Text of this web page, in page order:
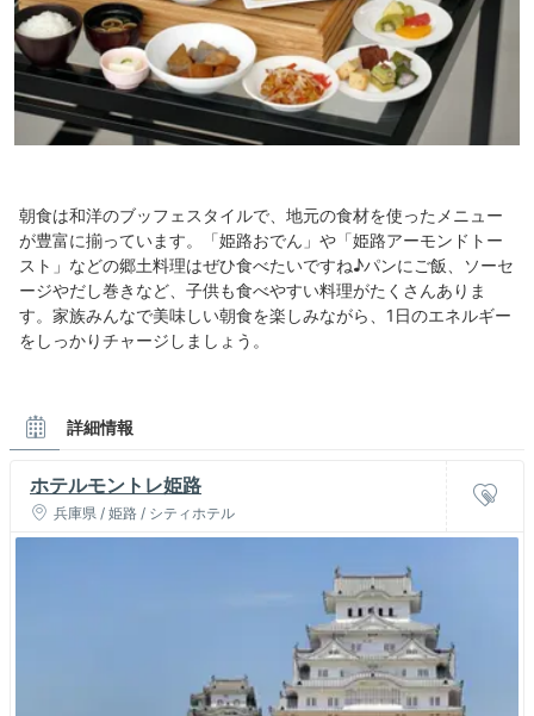
朝食は和洋のブッフェスタイルで、地元の食材を使ったメニュー
が豊富に揃っています。「姫路おでん」や「姫路アーモンドトー
スト」などの郷土料理はぜひ食べたいですね♪パンにご飯、ソーセ
ージやだし巻きなど、子供も食べやすい料理がたくさんありま
す。家族みんなで美味しい朝食を楽しみながら、1日のエネルギー
をしっかりチャージしましょう。
詳細情報
ホテルモントレ姫路
兵庫県 / 姫路 / シティホテル